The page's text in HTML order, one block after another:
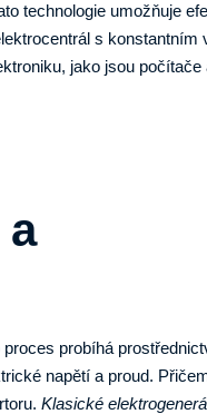
technologie umožňuje
s konstantním
jako jsou počítače
probíhá
napětí a proud.
Klasické